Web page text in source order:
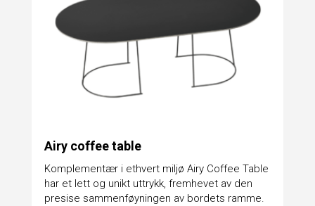
Airy coffee table
Komplementær i ethvert miljø Airy Coffee Table
har et lett og unikt uttrykk, fremhevet av den
presise sammenføyningen av bordets ramme.